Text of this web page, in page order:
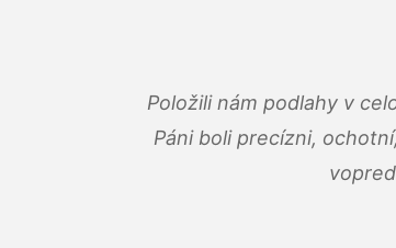
Položili nám podlahy v
Páni boli precízni,